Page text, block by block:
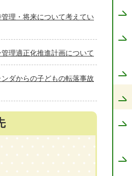
理・将来について考えてい
理適正化推進計画について
ダからの子どもの転落事故